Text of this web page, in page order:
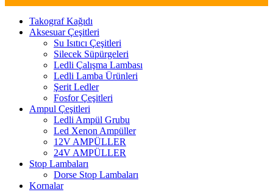
Takograf Kağıdı
Aksesuar Çeşitleri
Su Isıtıcı Çeşitleri
Silecek Süpürgeleri
Ledli Çalışma Lambası
Ledli Lamba Ürünleri
Şerit Ledler
Fosfor Çeşitleri
Ampul Çeşitleri
Ledli Ampül Grubu
Led Xenon Ampüller
12V AMPÜLLER
24V AMPÜLLER
Stop Lambaları
Dorse Stop Lambaları
Kornalar